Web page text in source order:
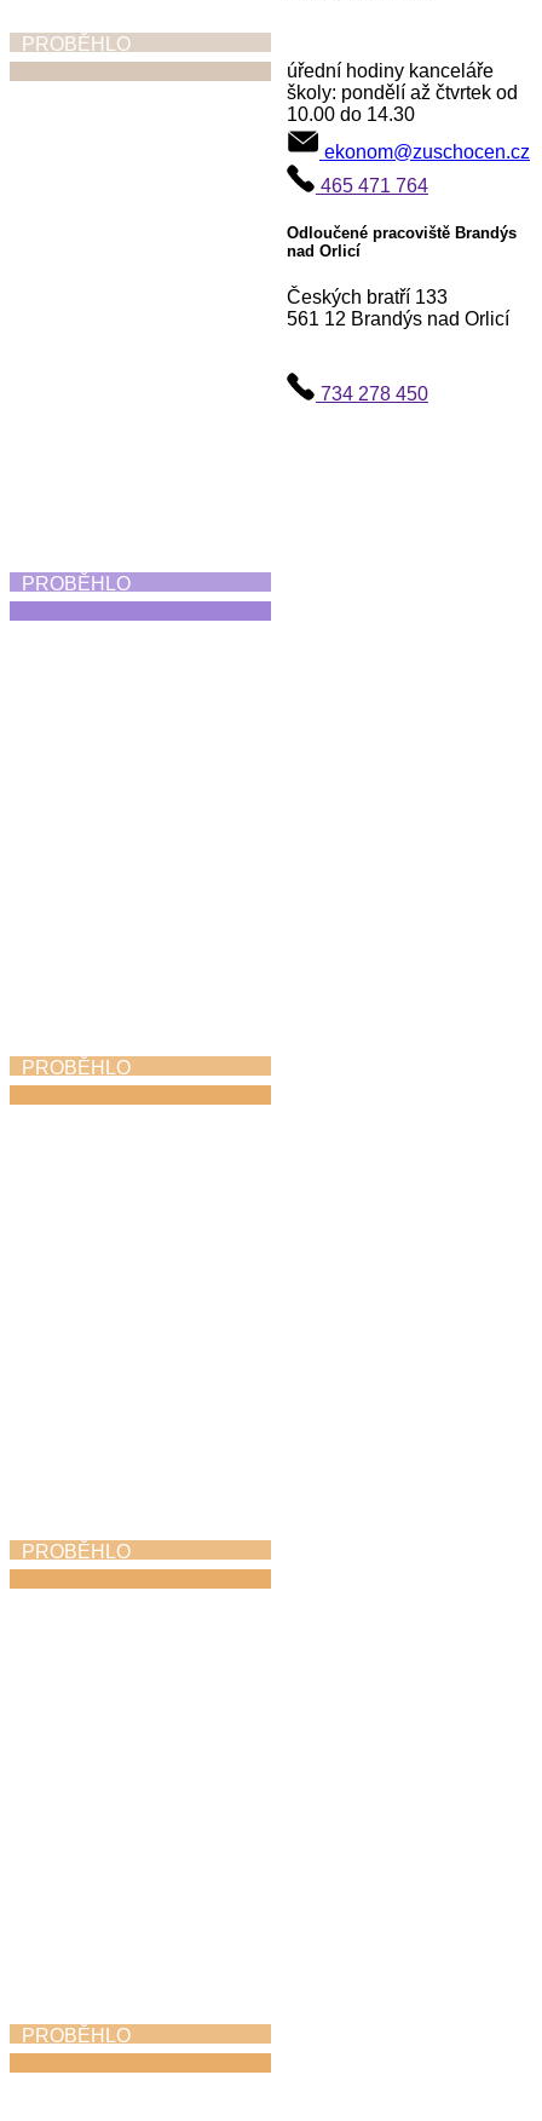
PROBĚHLO
PROBĚHLO
PROBĚHLO
PROBĚHLO
PROBĚHLO
úřední hodiny kanceláře
školy: pondělí až čtvrtek od
10.00 do 14.30
ekonom@zuschocen.cz
465 471 764
Odloučené pracoviště Brandýs
nad Orlicí
Českých bratří 133
561 12 Brandýs nad Orlicí
734 278 450